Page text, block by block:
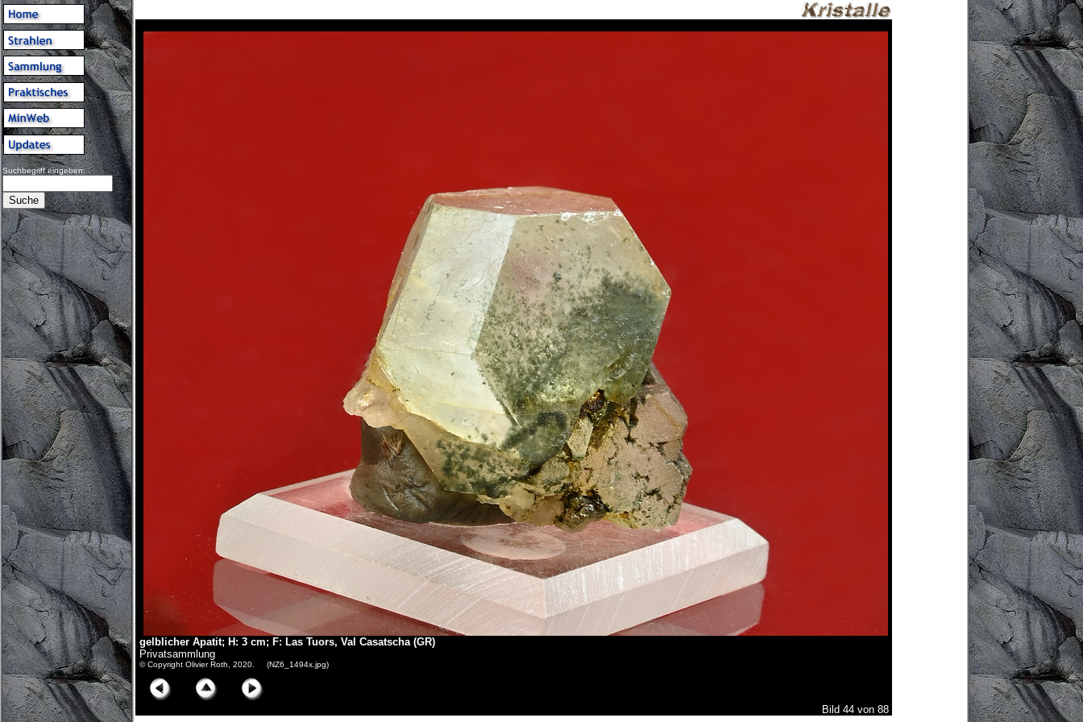
Suchbegriff eingeben:
gelblicher Apatit; H: 3 cm; F: Las Tuors, Val Casatscha (GR)
Privatsammlung
© Copyright Olivier Roth, 2020. (NZ6_1494x.jpg)
Bild 44 von 88